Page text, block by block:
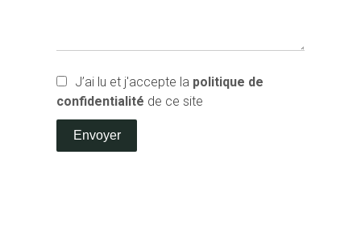
J’ai lu et j'accepte la politique de
confidentialité de ce site
Envoyer